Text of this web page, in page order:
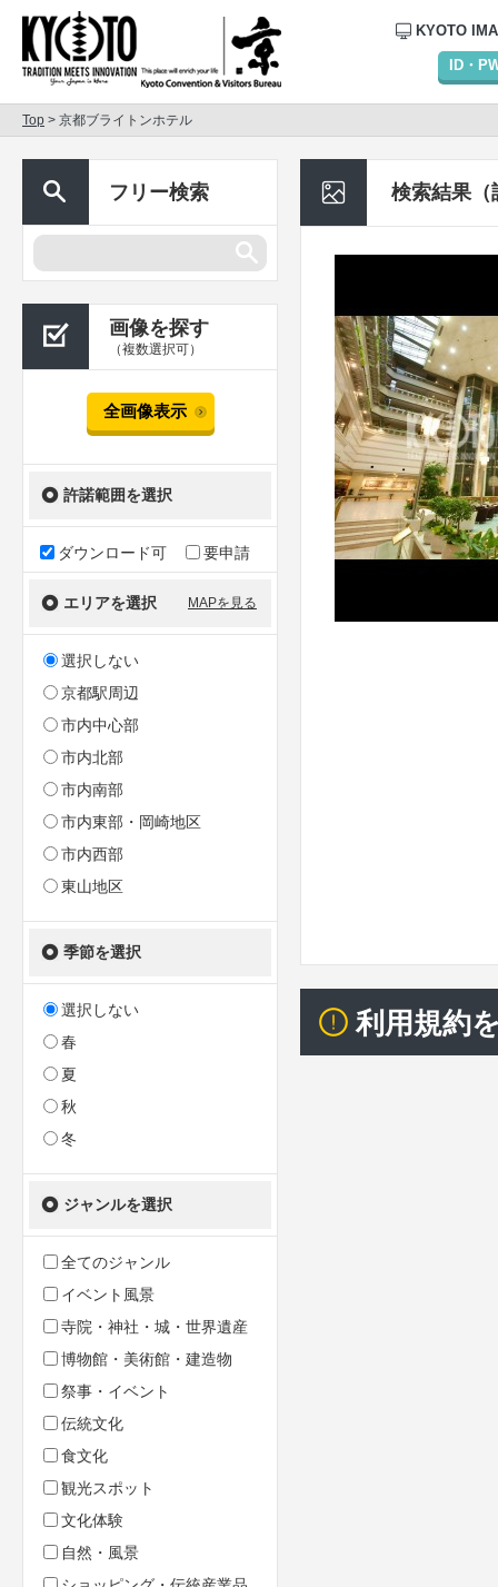
KYOTO
ID・
Top > 京都ブライトンホテル
フリー検索
画像を探す
（複数選択可）
全画像表示
許諾範囲を選択
ダウンロード可 要申請
エリアを選択 MAPを見る
選択しない
京都駅周辺
市内中心部
市内北部
市内南部
市内東部・岡崎地区
市内西部
東山地区
季節を選択
選択しない
春
夏
秋
冬
ジャンルを選択
全てのジャンル
イベント風景
寺院・神社・城・世界遺産
博物館・美術館・建造物
祭事・イベント
伝統文化
食文化
観光スポット
文化体験
自然・風景
検索結果（
利用規約